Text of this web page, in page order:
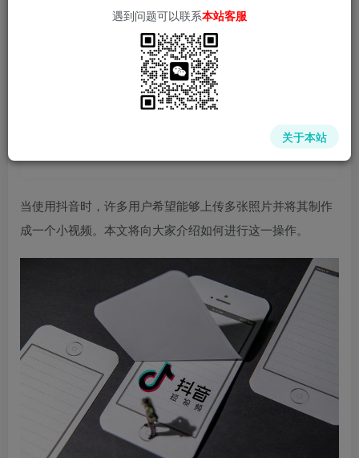
当使用抖音时，许多用户希望能够上传多张照片并将其制作
成一个小视频。本文将向大家介绍如何进行这一操作。
遇到问题可以联系本站客服
关于本站